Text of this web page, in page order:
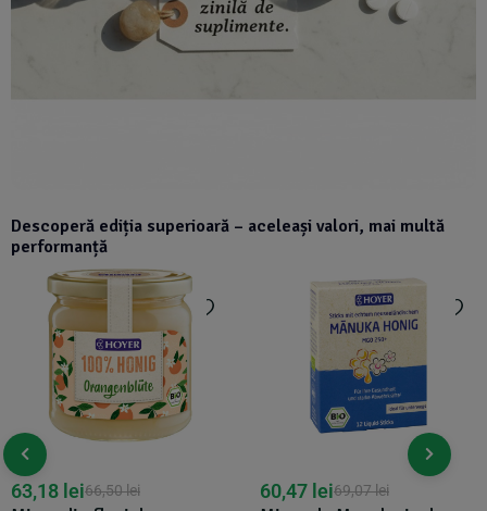
Descoperă ediția superioară – aceleași valori, mai multă
performanță
66,50lei
63,18 lei 69,07lei
60,47 lei